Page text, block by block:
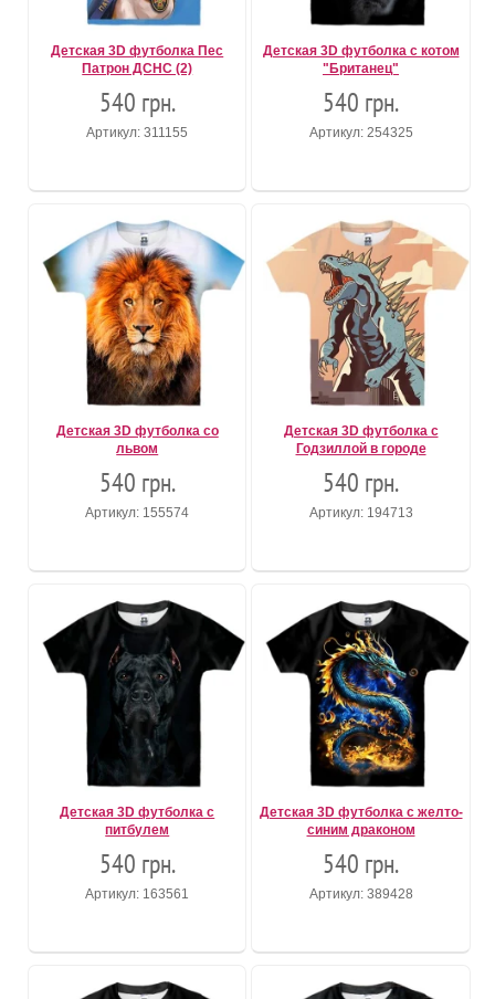
Детская 3D футболка Пес
Патрон ДСНС (2)
540 грн.
Артикул: 311155
Детская 3D футболка с котом
"Британец"
540 грн.
Артикул: 254325
Детская 3D футболка со
львом
540 грн.
Артикул: 155574
Детская 3D футболка с
Годзиллой в городе
540 грн.
Артикул: 194713
Детская 3D футболка с
питбулем
540 грн.
Артикул: 163561
Детская 3D футболка с желто-
синим драконом
540 грн.
Артикул: 389428